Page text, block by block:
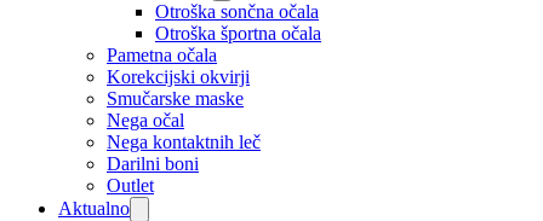
Otroška sončna očala
Otroška športna očala
Pametna očala
Korekcijski okvirji
Smučarske maske
Nega očal
Nega kontaktnih leč
Darilni boni
Outlet
Aktualno